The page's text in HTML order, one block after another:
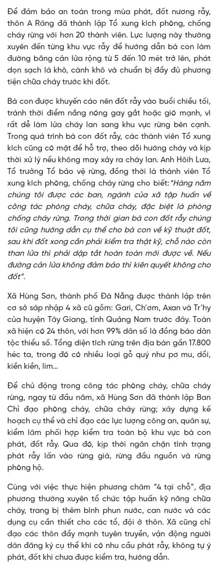
Để đảm bảo an toàn trong mùa phát, đốt nương rẫy,
thôn A Râng đã thành lập Tổ xung kích phòng, chống
cháy rừng với hơn 20 thành viên. Lực lượng này thường
xuyên đến từng khu vực rẫy để hướng dẫn bà con làm
đường băng cản lửa rộng từ 5 đến 10 mét trở lên, phát
dọn sạch lá khô, cành khô và chuẩn bị đầy đủ phương
tiện chữa cháy trước khi đốt.
Bà con được khuyến cáo nên đốt rẫy vào buổi chiều tối,
tránh thời điểm nắng nóng gay gắt hoặc gió mạnh, vì
rất dễ làm lửa cháy lan sang khu vực rừng bên cạnh.
Trong quá trình bà con đốt rẫy, các thành viên Tổ xung
kích cũng có mặt để hỗ trợ, theo dõi hướng cháy và kịp
thời xử lý nếu không may xảy ra cháy lan. Anh Hôih Lưa,
Tổ trưởng Tổ bảo vệ rừng, đồng thời là thành viên Tổ
xung kích phòng, chống cháy rừng cho biết: “Hàng năm
chúng tôi được các ban, ngành của xã tập huấn về
công tác phòng cháy, chữa cháy, đặc biệt là phòng
chống cháy rừng. Trong thời gian bà con đốt rẫy chúng
tôi cũng hướng dẫn cụ thể cho bà con về kỹ thuật đốt,
sau khi đốt xong cần phải kiểm tra thật kỹ, chỗ nào còn
than lửa thì phải dập tắt hoàn toàn mới được về. Nếu
đường cản lửa không đảm bảo thì kiên quyết không cho
đốt”.
Xã Hùng Sơn, thành phố Đà Nẵng được thành lập trên
cơ sở sáp nhập 4 xã cũ gồm: Gari, Ch’ơm, Axan và Tr’hy
của huyện Tây Giang, tỉnh Quảng Nam trước đây. Toàn
xã hiện có 24 thôn, với hơn 99% dân số là đồng bào dân
tộc thiểu số. Tổng diện tích rừng trên địa bàn gần 17.800
héc ta, trong đó có nhiều loại gỗ quý như pơ mu, dổi,
kiền kiền, lim…
Để chủ động trong công tác phòng cháy, chữa cháy
rừng, ngay từ đầu năm, xã Hùng Sơn đã thành lập Ban
Chỉ đạo phòng cháy, chữa cháy rừng; xây dựng kế
hoạch cụ thể và chỉ đạo các lực lượng công an, quân sự,
kiểm lâm phối hợp kiểm tra toàn bộ khu vực bà con
phát, đốt rẫy. Qua đó, kịp thời ngăn chặn tình trạng
phát rẫy lấn vào rừng già, rừng đầu nguồn và rừng
phòng hộ.
Cùng với việc thực hiện phương châm “4 tại chỗ”, địa
phương thường xuyên tổ chức tập huấn kỹ năng chữa
cháy, trang bị thêm bình phun nước, can nước và các
dụng cụ cần thiết cho các tổ, đội ở thôn. Xã cũng chỉ
đạo các thôn đẩy mạnh tuyên truyền, vận động người
dân đăng ký cụ thể khi có nhu cầu phát rẫy, không tự ý
phát, đốt khi chưa được kiểm tra, hướng dẫn.